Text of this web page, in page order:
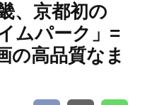
、京都初の
ムパーク」=
の高品質なま